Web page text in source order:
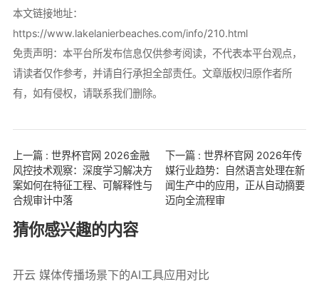
本文链接地址：
https://www.lakelanierbeaches.com/info/210.html
免责声明：本平台所发布信息仅供参考阅读，不代表本平台观点，
请读者仅作参考，并请自行承担全部责任。文章版权归原作者所
有，如有侵权，请联系我们删除。
上一篇 : 世界杯官网 2026金融
风控技术观察：深度学习解决方
案如何在特征工程、可解释性与
合规审计中落
下一篇 : 世界杯官网 2026年传
媒行业趋势：自然语言处理在新
闻生产中的应用，正从自动摘要
迈向全流程审
猜你感兴趣的内容
开云 媒体传播场景下的AI工具应用对比